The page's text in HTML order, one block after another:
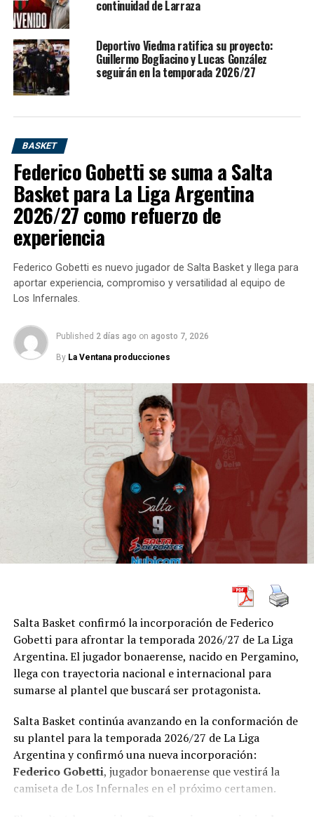
DESDE LA VENTANA
Además, confirmó que la pretemporada comenzará a
mediados de agosto, con cerca de dos meses de
preparación antes del inicio de la competencia, previsto
para octubre. El cuerpo técnico mantendrá a Franco
como preparador físico y aLucas Alfonso
como segundo asistente, mientras que el primer
asistente será anunciado en los próximos días tras la
Gabriel Aguilar.
Barsanti también destacó el sentido de pertenencia que
encontró en Mercedes y el respaldo de los hinchas,
fortalecer el vínculo entre el equipo y la comunidad
Estadísticas / Datos destacados
Torneo: Liga Argentina 2026/27.
Barsanti.
Inicio de la pretemporada: mediados de
agosto.
Comienzo estimado de la Liga Argentina:
continuidad de Larraza
Deportivo Viedma ratifica su proyecto:
Guillermo Bogliacino y Lucas González
seguirán en la temporada 2026/27
BASKET
Federico Gobetti se suma a Salta
Basket para La Liga Argentina
2026/27 como refuerzo de
experiencia
Federico Gobetti es nuevo jugador de Salta Basket y llega para
aportar experiencia, compromiso y versatilidad al equipo de
Los Infernales.
Published 2 días ago on agosto 7, 2026
By La Ventana producciones
Salta Basket confirmó la incorporación de Federico
Gobetti para afrontar la temporada 2026/27 de La Liga
Argentina. El jugador bonaerense, nacido en Pergamino,
llega con trayectoria nacional e internacional para
sumarse al plantel que buscará ser protagonista.
Salta Basket continúa avanzando en la conformación de
su plantel para la temporada 2026/27 de La Liga
Argentina y confirmó una nueva incorporación:
Federico Gobetti, jugador bonaerense que vestirá la
camiseta de Los Infernales en el próximo certamen.